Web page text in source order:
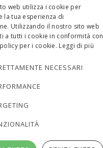
e dell’ambiente
DA
web utilizza i cookie per
la tua esperienza di
Utilizzando il nostro sito web
a tutti i cookie in conformità con
per i cookie. Leggi di più
NECESSARI